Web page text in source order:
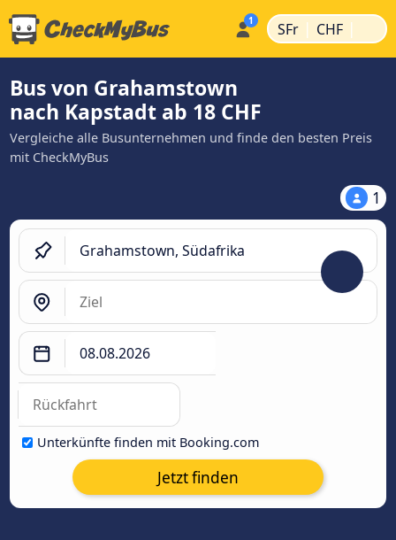
SFr | CHF |
Bus von Grahamstown
nach Kapstadt ab 18 CHF
Vergleiche alle Busunternehmen und finde den besten Preis
mit CheckMyBus
1
Unterkünfte finden mit Booking.com
Jetzt finden